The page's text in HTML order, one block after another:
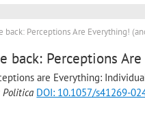
back: Perceptions Are Everything!
back: Perceptions
are Everything:
Politica DOI: 10.1057/s41269-